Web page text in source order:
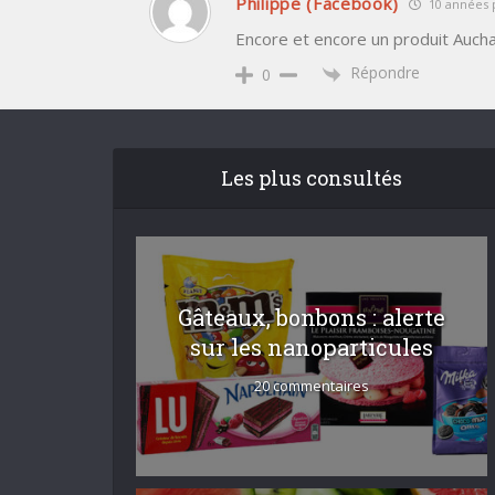
10 années
Encore et encore un produit
0 Répondre
Les plus consultés
Gâteaux, bonbons : alerte
sur les nanoparticules
20 commentaires